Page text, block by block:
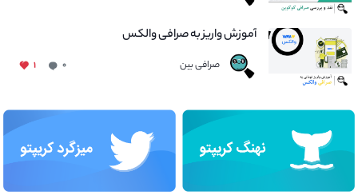
آموزش واریز به صرافی والکس
صرافی بین ۰ ۱